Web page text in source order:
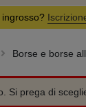
Borse e borse
Si prega di